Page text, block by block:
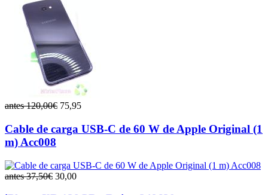
antes 120,00€ 75,95
Cable de carga USB‑C de 60 W de Apple Original (1
m) Acc008
antes 37,50€ 30,00